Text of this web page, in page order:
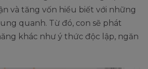
và tăng vốn hiểu biết với những
quanh. Từ đó, con sẽ phát
khác như ý thức độc lập, ngăn